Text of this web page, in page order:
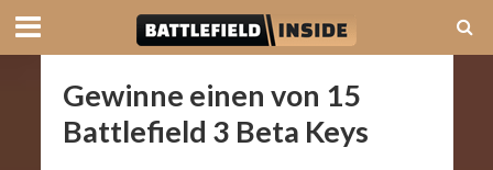
Gewinne einen von 15
Battlefield 3 Beta Keys